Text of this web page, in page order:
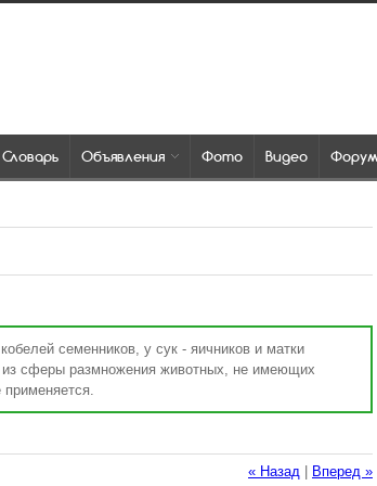
Словарь Объявления Фото Видео Форум
семенников, у сук - яичников и матки
из сферы размножения животных, не имеющих
применяется.
« Назад Вперед »